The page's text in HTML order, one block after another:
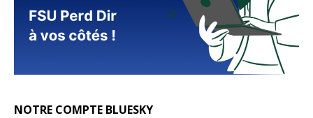
NOTRE COMPTE BLUESKY